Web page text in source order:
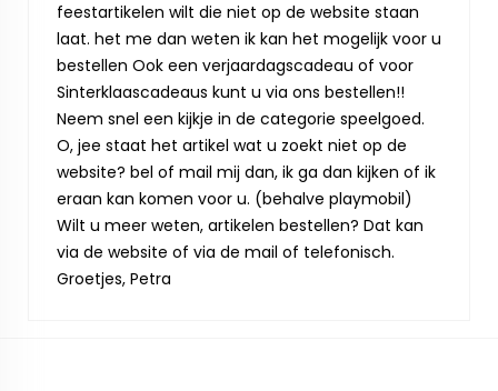
feestartikelen wilt die niet op de website staan
laat. het me dan weten ik kan het mogelijk voor u
bestellen Ook een verjaardagscadeau of voor
Sinterklaascadeaus kunt u via ons bestellen!!
Neem snel een kijkje in de categorie speelgoed.
O, jee staat het artikel wat u zoekt niet op de
website? bel of mail mij dan, ik ga dan kijken of ik
eraan kan komen voor u. (behalve playmobil)
Wilt u meer weten, artikelen bestellen? Dat kan
via de website of via de mail of telefonisch.
Groetjes, Petra